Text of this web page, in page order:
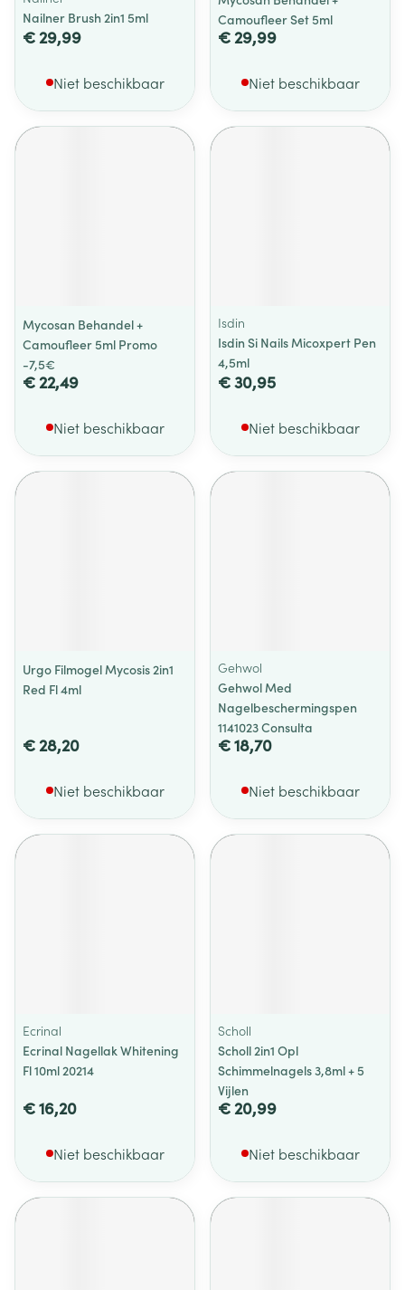
Nailner Brush 2in1 5ml
€ 29,99
Niet beschikbaar
Camoufleer Set 5ml
€ 29,99
Niet beschikbaar
Mycosan Behandel +
Camoufleer 5ml Promo
-7,5€
€ 22,49
Niet beschikbaar
Isdin
Isdin Si Nails Micoxpert Pen
4,5ml
€ 30,95
Niet beschikbaar
Urgo Filmogel Mycosis 2in1
Red Fl 4ml
€ 28,20
Niet beschikbaar
Gehwol
Gehwol Med
Nagelbeschermingspen
1141023 Consulta
€ 18,70
Niet beschikbaar
Ecrinal
Ecrinal Nagellak Whitening
Fl 10ml 20214
€ 16,20
Niet beschikbaar
Scholl
Scholl 2in1 Opl
Schimmelnagels 3,8ml + 5
Vijlen
€ 20,99
Niet beschikbaar